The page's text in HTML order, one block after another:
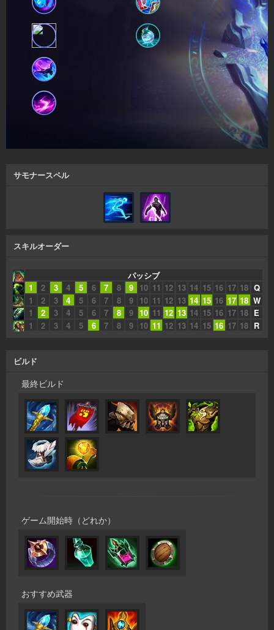
サモナースペル
スキルオーダー
パッシブ
1
2 3 4 5 6 7 8 9 10 11 12 13 14 15 16 17 18 Q
1
2 3 4 5 6 7 8 9 10 11 12 13 14 15 16 17 18 W
1
2 3 4 5 6 7 8 9 10 11 12 13 14 15 16 17 18 E
1
2 3 4 5 6 7 8 9 10 11 12 13 14 15 16 17 18 R
ビルド
最終ビルド
ゲーム開始時（どれか）
おすすめ武器